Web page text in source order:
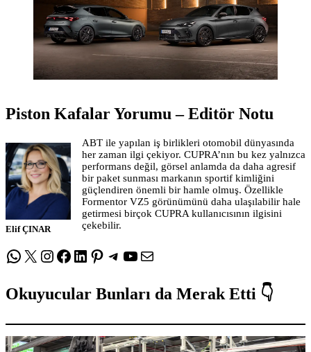
Piston Kafalar Yorumu – Editör Notu
Elif ÇINAR
ABT ile yapılan iş birlikleri otomobil dünyasında
her zaman ilgi çekiyor. CUPRA’nın bu kez yalnızca
performans değil, görsel anlamda da daha agresif
bir paket sunması markanın sportif kimliğini
güçlendiren önemli bir hamle olmuş. Özellikle
Formentor VZ5 görünümünü daha ulaşılabilir hale
getirmesi birçok CUPRA kullanıcısının ilgisini
çekebilir.
WhatsApp
X Instagram
Facebook
LinkedIn
Pinterest
Telegram
YouTube
E-posta
Okuyucular Bunları da Merak Etti 👇